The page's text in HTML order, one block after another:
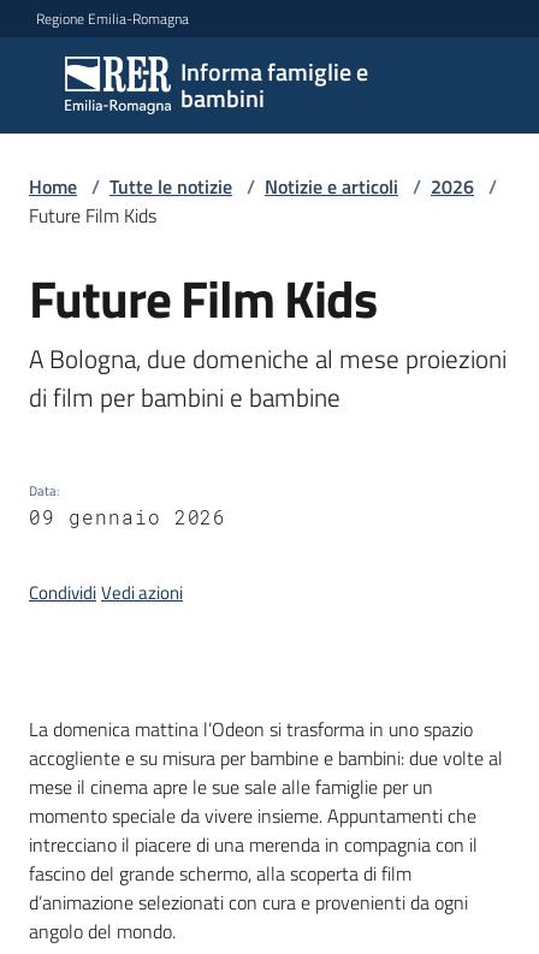
Vai al contenuto
Vai alla navigazione
Vai al footer
Regione Emilia-Romagna
Informa famiglie e
bambini
Informa
famiglie
e
bambini
Argomenti
Servizi
le
famiglie
Newsletter
Home / Tutte le notizie / Notizie e articoli / 2026 /
Future Film Kids
Salta al contenuto
Future Film Kids
A Bologna, due domeniche al mese proiezioni
di film per bambini e bambine
Data:
09 gennaio 2026
CondividiVedi azioni
Introduzione
La domenica mattina l’Odeon si trasforma in uno spazio
accogliente e su misura per bambine e bambini: due volte al
mese il cinema apre le sue sale alle famiglie per un
momento speciale da vivere insieme. Appuntamenti che
intrecciano il piacere di una merenda in compagnia con il
fascino del grande schermo, alla scoperta di film
d’animazione selezionati con cura e provenienti da ogni
angolo del mondo.